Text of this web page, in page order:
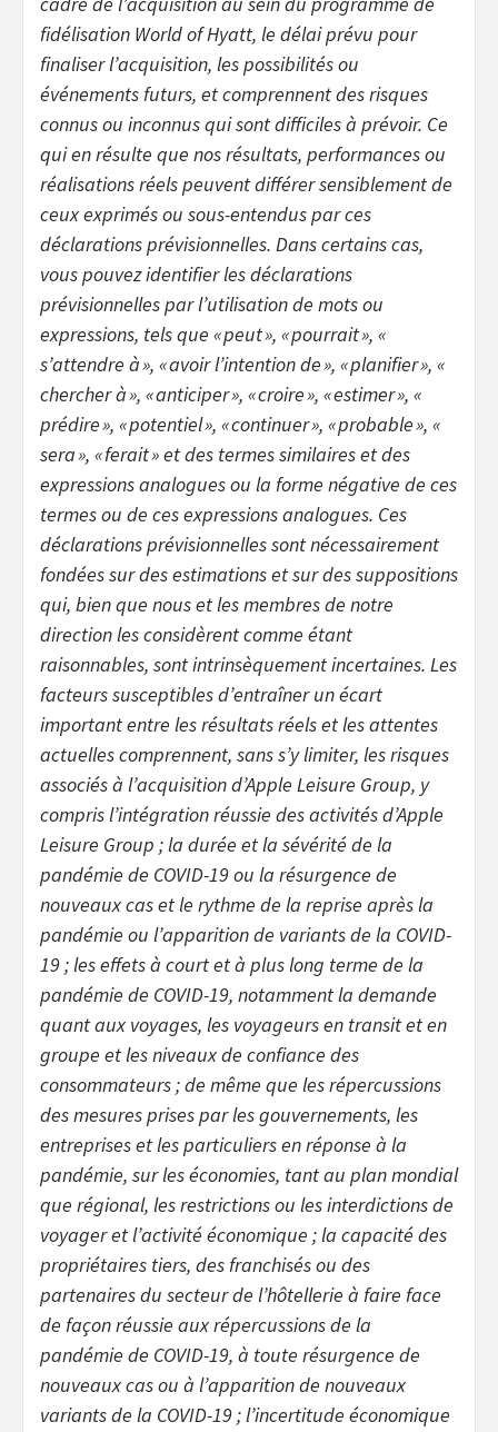
fidélisation World of Hyatt, le délai prévu pour
finaliser l’acquisition, les possibilités ou
événements futurs, et comprennent des risques
connus ou inconnus qui sont difficiles à prévoir. Ce
qui en résulte que nos résultats, performances ou
réalisations réels peuvent différer sensiblement de
ceux exprimés ou sous-entendus par ces
déclarations prévisionnelles. Dans certains cas,
vous pouvez identifier les déclarations
prévisionnelles par l’utilisation de mots ou
expressions, tels que « peut », « pourrait », «
s’attendre à », « avoir l’intention de », « planifier », «
chercher à », « anticiper », « croire », « estimer », «
prédire », « potentiel », « continuer », « probable », «
sera », « ferait » et des termes similaires et des
expressions analogues ou la forme négative de ces
termes ou de ces expressions analogues. Ces
déclarations prévisionnelles sont nécessairement
fondées sur des estimations et sur des suppositions
qui, bien que nous et les membres de notre
direction les considèrent comme étant
raisonnables, sont intrinsèquement incertaines. Les
facteurs susceptibles d’entraîner un écart
important entre les résultats réels et les attentes
actuelles comprennent, sans s’y limiter, les risques
associés à l’acquisition d’Apple Leisure Group, y
compris l’intégration réussie des activités d’Apple
Leisure Group ; la durée et la sévérité de la
pandémie de COVID-19 ou la résurgence de
nouveaux cas et le rythme de la reprise après la
pandémie ou l’apparition de variants de la COVID-
19 ; les effets à court et à plus long terme de la
pandémie de COVID-19, notamment la demande
quant aux voyages, les voyageurs en transit et en
groupe et les niveaux de confiance des
consommateurs ; de même que les répercussions
des mesures prises par les gouvernements, les
entreprises et les particuliers en réponse à la
pandémie, sur les économies, tant au plan mondial
que régional, les restrictions ou les interdictions de
voyager et l’activité économique ; la capacité des
propriétaires tiers, des franchisés ou des
partenaires du secteur de l’hôtellerie à faire face
de façon réussie aux répercussions de la
pandémie de COVID-19, à toute résurgence de
nouveaux cas ou à l’apparition de nouveaux
variants de la COVID-19 ; l’incertitude économique